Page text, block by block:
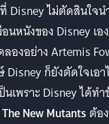
Disney ไม่ตัดสินใจน
นหนังของ Disney เอ
องอย่าง Artemis
ก็ยังตัดใจเอา
นเพราะ Disney ได้ท
The New Mutants ต้อง